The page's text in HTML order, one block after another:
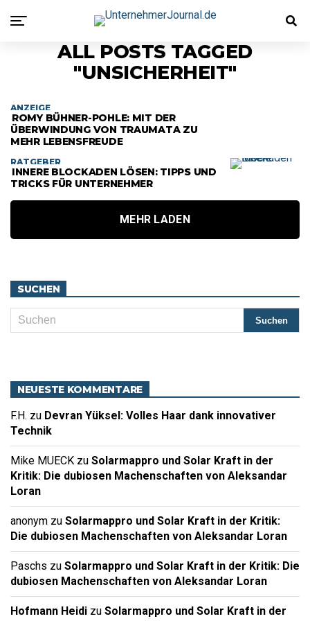
ALL POSTS TAGGED
"UNSICHERHEIT"
ANZEIGE
ROMY BÜHNER-POHLE: MIT DER
ÜBERWINDUNG VON TRAUMATA ZU
MEHR LEBENSFREUDE
RATGEBER
INNERE BLOCKADEN LÖSEN: TIPPS UND
TRICKS FÜR UNTERNEHMER
MEHR LADEN
SUCHEN
NEUESTE KOMMENTARE
F.H. zu Devran Yüksel: Volles Haar dank innovativer
Technik
Mike MUECK zu Solarmappro und Solar Kraft in der
Kritik: Die dubiosen Machenschaften von Aleksandar
Loran
anonym zu Solarmappro und Solar Kraft in der Kritik:
Die dubiosen Machenschaften von Aleksandar Loran
Paschs zu Solarmappro und Solar Kraft in der Kritik: Die
dubiosen Machenschaften von Aleksandar Loran
Hofmann Heidi zu Solarmappro und Solar Kraft in der